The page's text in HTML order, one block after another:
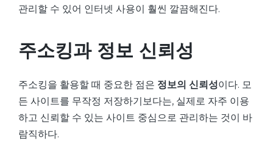
관리할 수 있어 인터넷 사용이 훨씬 깔끔해진다.
주소킹과 정보 신뢰성
주소킹을 활용할 때 중요한 점은 정보의 신뢰성이다. 모
든 사이트를 무작정 저장하기보다는, 실제로 자주 이용
하고 신뢰할 수 있는 사이트 중심으로 관리하는 것이 바
람직하다.